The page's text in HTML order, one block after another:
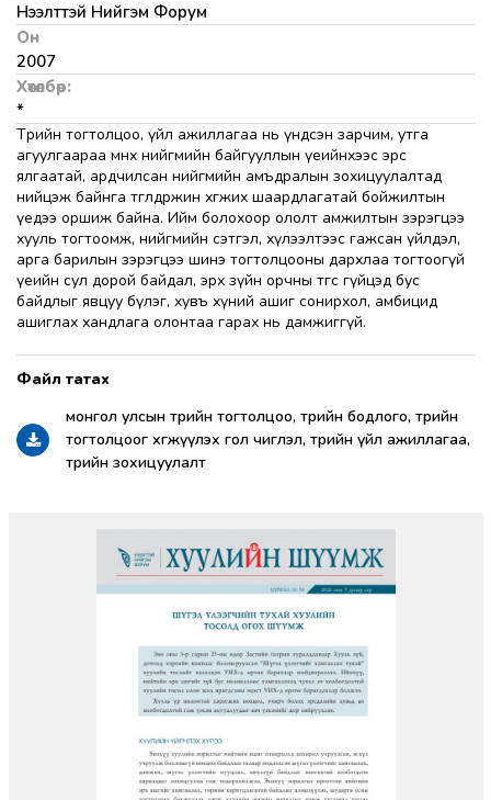
Нээлттэй Нийгэм Форум
Он
2007
Хөтөлбөр:
*
Төрийн тогтолцоо, үйл ажиллагаа нь үндсэн зарчим, утга
агуулгаараа өмнөх нийгмийн байгууллын үеийнхээс эрс
ялгаатай, ардчилсан нийгмийн амъдралын зохицуулалтад
нийцэж байнга төгөлдөржин хөгжих шаардлагатай бойжилтын
үедээ оршиж байна. Ийм болохоор ололт амжилтын зэрэгцээ
хууль тогтоомж, нийгмийн сэтгэл, хүлээлтээс гажсан үйлдэл,
арга барилын зэрэгцээ шинэ тогтолцооны дархлаа тогтоогүй
үеийн сул дорой байдал, эрх зүйн орчны төгс гүйцэд бус
байдлыг явцуу бүлэг, хувъ хүний ашиг сонирхол, амбицид
ашиглах хандлага олонтаа гарах нь дамжиггүй.
монгол улсын төрийн тогтолцоо, төрийн бодлого, төрийн
тогтолцоог хөгжүүлэх гол чиглэл, төрийн үйл ажиллагаа,
төрийн зохицуулалт